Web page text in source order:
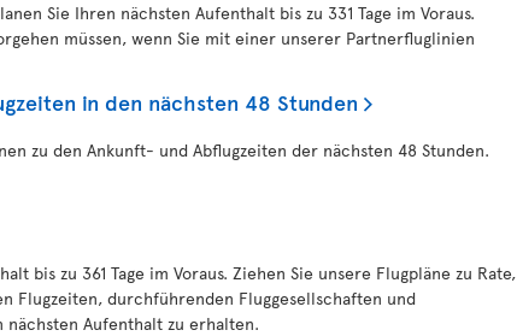
Sie Ihren nächsten Aufenthalt bis zu 331 Tage im Voraus.
müssen, wenn Sie mit einer unserer Partnerfluglinien
in den nächsten 48 Stunden
zu den Ankunft- und Abflugzeiten der nächsten 48 Stunden.
bis zu 361 Tage im Voraus. Ziehen Sie unsere Flugpläne zu Rate,
Flugzeiten, durchführenden Fluggesellschaften und
nächsten Aufenthalt zu erhalten.